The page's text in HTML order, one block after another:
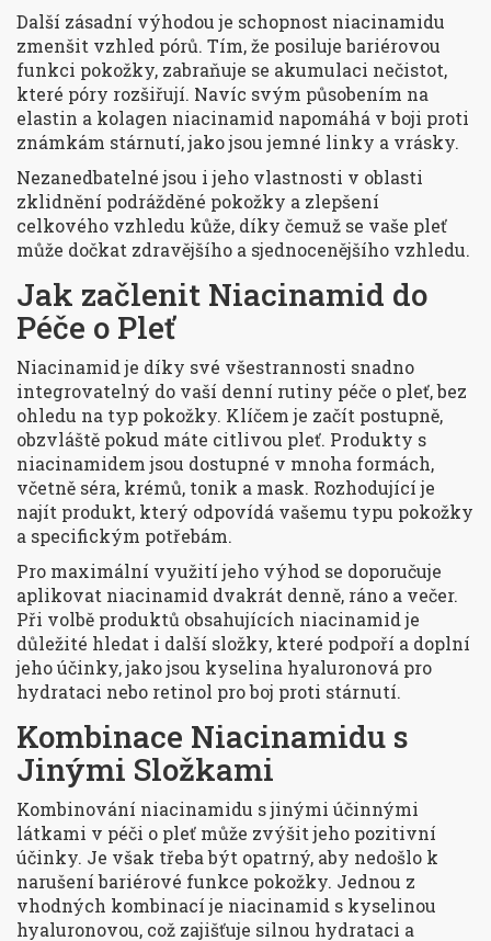
Další zásadní výhodou je schopnost niacinamidu
zmenšit vzhled pórů. Tím, že posiluje bariérovou
funkci pokožky, zabraňuje se akumulaci nečistot,
které póry rozšiřují. Navíc svým působením na
elastin a kolagen niacinamid napomáhá v boji proti
známkám stárnutí, jako jsou jemné linky a vrásky.
Nezanedbatelné jsou i jeho vlastnosti v oblasti
zklidnění podrážděné pokožky a zlepšení
celkového vzhledu kůže, díky čemuž se vaše pleť
může dočkat zdravějšího a sjednocenějšího vzhledu.
Jak začlenit Niacinamid do
Péče o Pleť
Niacinamid je díky své všestrannosti snadno
integrovatelný do vaší denní rutiny péče o pleť, bez
ohledu na typ pokožky. Klíčem je začít postupně,
obzvláště pokud máte citlivou pleť. Produkty s
niacinamidem jsou dostupné v mnoha formách,
včetně séra, krémů, tonik a mask. Rozhodující je
najít produkt, který odpovídá vašemu typu pokožky
a specifickým potřebám.
Pro maximální využití jeho výhod se doporučuje
aplikovat niacinamid dvakrát denně, ráno a večer.
Při volbě produktů obsahujících niacinamid je
důležité hledat i další složky, které podpoří a doplní
jeho účinky, jako jsou kyselina hyaluronová pro
hydrataci nebo retinol pro boj proti stárnutí.
Kombinace Niacinamidu s
Jinými Složkami
Kombinování niacinamidu s jinými účinnými
látkami v péči o pleť může zvýšit jeho pozitivní
účinky. Je však třeba být opatrný, aby nedošlo k
narušení bariérové funkce pokožky. Jednou z
vhodných kombinací je niacinamid s kyselinou
hyaluronovou, což zajišťuje silnou hydrataci a